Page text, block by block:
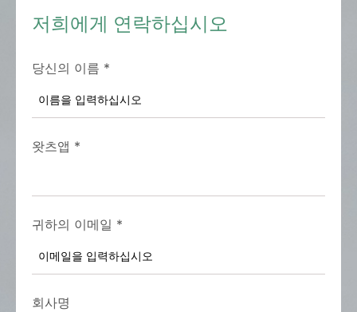
저희에게 연락하십시오
당신의 이름 *
왓츠앱 *
귀하의 이메일 *
회사명